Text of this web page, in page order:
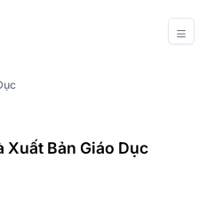
Xuất Bản Giáo Dục